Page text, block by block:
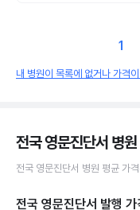
1
내 병원이 목록에 없거나 가격
전국 영문진단서 병원
전국 영문진단서 병원 평균 가
전국 영문진단서 발행 가